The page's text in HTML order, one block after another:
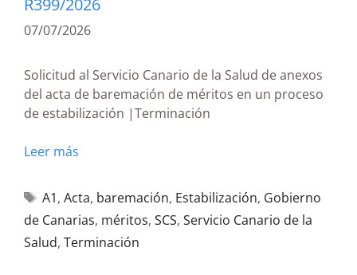
R399/2026
07/07/2026
Solicitud al Servicio Canario de la Salud de anexos
del acta de baremación de méritos en un proceso
de estabilización |Terminación
Leer más
A1, Acta, baremación, Estabilización, Gobierno
de Canarias, méritos, SCS, Servicio Canario de la
Salud, Terminación